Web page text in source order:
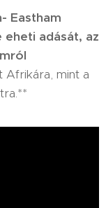
Eastham
eheti adását, az
Afrikára, mint a